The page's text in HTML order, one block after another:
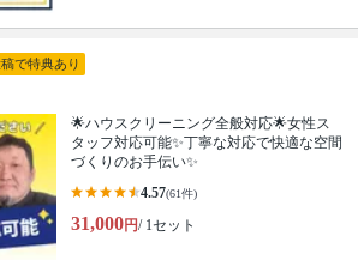
で特典あり
🌟ハウスクリーニング全般対応🌟女性ス
タッフ対応可能✨丁寧な対応で快適な空間
づくりのお手伝い✨
4.57(61件)
31,000円/ 1セット